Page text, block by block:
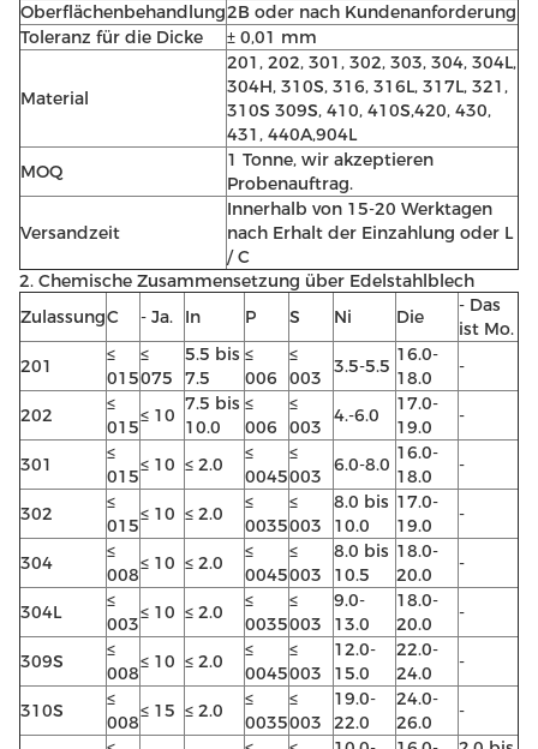
Oberflächenbehandlung2B oder nach Kundenanforderung
Toleranz für die Dicke
± 0,01 mm
Material
201, 202, 301, 302, 303, 304, 304L,
304H, 310S, 316, 316L, 317L, 321,
310S 309S, 410, 410S,420, 430,
431, 440A,904L
MOQ
1 Tonne, wir akzeptieren
Probenauftrag.
Versandzeit
Innerhalb von 15-20 Werktagen
nach Erhalt der Einzahlung oder L
/ C
2. Chemische Zusammensetzung über Edelstahlblech
ZulassungC - Ja. In P S Ni Die
- Das
ist Mo.
201
≤
015
≤
075
5.5 bis
7.5
≤
006
≤
003
3.5-5.5
16.0-
18.0
-
202
≤
015
≤ 10
7.5 bis
10.0
≤
006
≤
003
4.-6.0
17.0-
19.0
-
301
≤
015
≤ 10 ≤ 2.0
≤
0045
≤
003
6.0-8.0
16.0-
18.0
-
302
≤
015
≤ 10 ≤ 2.0
≤
0035
≤
003
8.0 bis
10.0
17.0-
19.0
-
304
≤
008
≤ 10 ≤ 2.0
≤
0045
≤
003
8.0 bis
10.5
18.0-
20.0
-
304L
≤
003
≤ 10 ≤ 2.0
≤
0035
≤
003
9.0-
13.0
18.0-
20.0
-
309S
≤
008
≤ 10 ≤ 2.0
≤
0045
≤
003
12.0-
15.0
22.0-
24.0
-
310S
≤
008
≤ 15 ≤ 2.0
≤
0035
≤
003
19.0-
22.0
24.0-
26.0
-